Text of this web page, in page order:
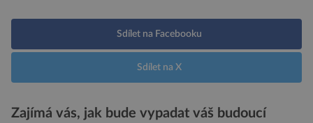
Sdílet na Facebooku
Sdílet na X
Zajímá vás, jak bude vypadat váš budoucí